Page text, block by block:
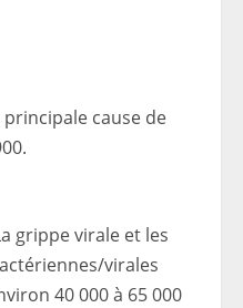
cause de
grippe virale et les
virales
40 000 à 65 000